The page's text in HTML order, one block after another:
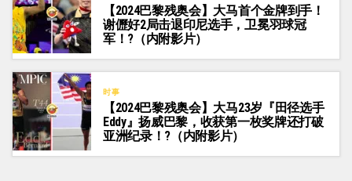
【2024巴黎残奥会】大马首个金牌到手！
谢儮好2局击退印尼选手，卫冕羽球冠
军！?（内附影片）
时事
【2024巴黎残奥会】大马23岁『田径选手
Eddy』扬威巴黎，收获第一枚奖牌还打破
亚洲纪录！?（内附影片）